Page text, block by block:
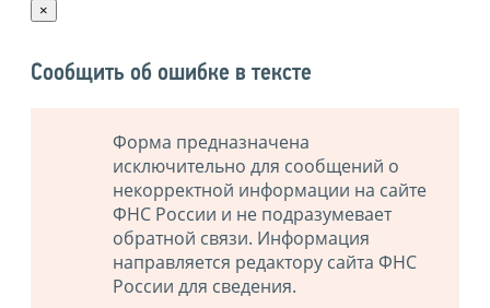
×
Сообщить об ошибке в тексте
Форма предназначена
исключительно для сообщений о
некорректной информации на сайте
ФНС России и не подразумевает
обратной связи. Информация
направляется редактору сайта ФНС
России для сведения.